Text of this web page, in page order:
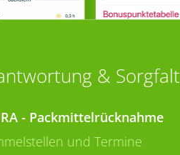
& Sorgfalt
- Packmittelrücknahme
und Termine